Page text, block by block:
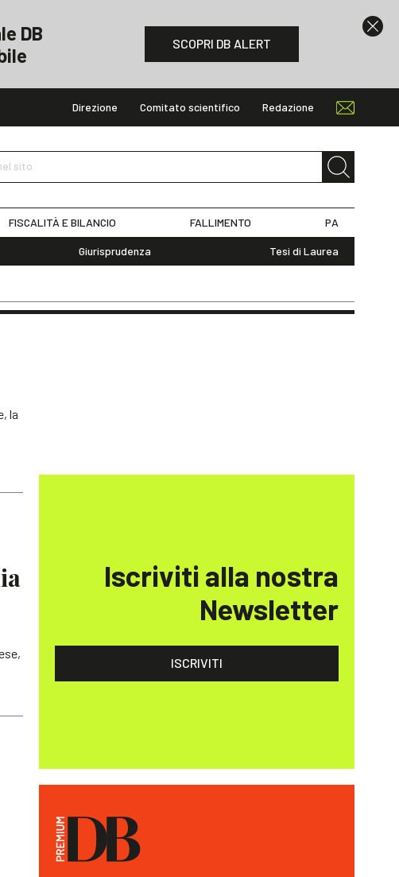
DB
SCOPRI DB ALERT
Direzione Comitato scientifico Redazione
sito
FISCALITÀ E BILANCIO FALLIMENTO PA
Giurisprudenza Tesi di Laurea
la
Iscriviti alla nostra
Newsletter
ISCRIVITI